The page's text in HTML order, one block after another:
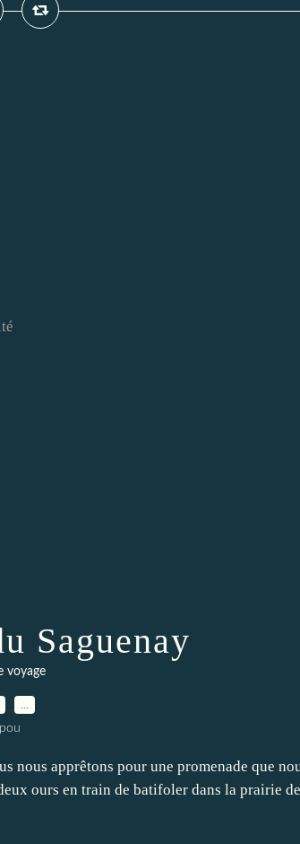
Saguenay
voyage
nous apprêtons pour une promenade que
ours en train de batifoler dans la prairie de